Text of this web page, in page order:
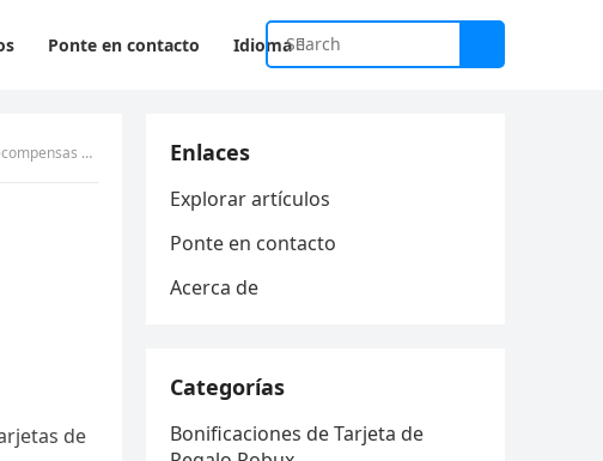
Ponte en contacto Idioma
de eventos
de
Enlaces
Explorar artículos
Ponte en contacto
Acerca de
Categorías
Bonificaciones de Tarjeta de